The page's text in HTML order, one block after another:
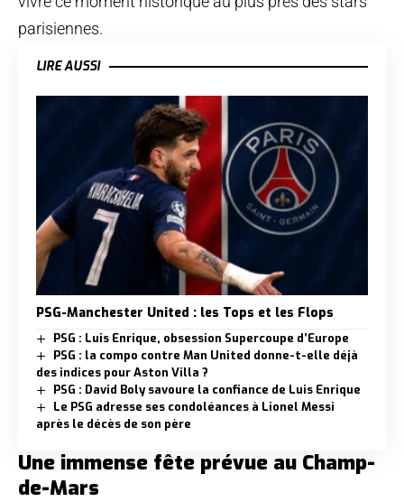
parisiennes.
LIRE AUSSI
PSG-Manchester United : les Tops et les Flops
PSG : Luis Enrique, obsession Supercoupe d’Europe
PSG : la compo contre Man United donne-t-elle déjà
des indices pour Aston Villa ?
PSG : David Boly savoure la confiance de Luis Enrique
Le PSG adresse ses condoléances à Lionel Messi
après le décès de son père
Une immense fête prévue au Champ-
de-Mars